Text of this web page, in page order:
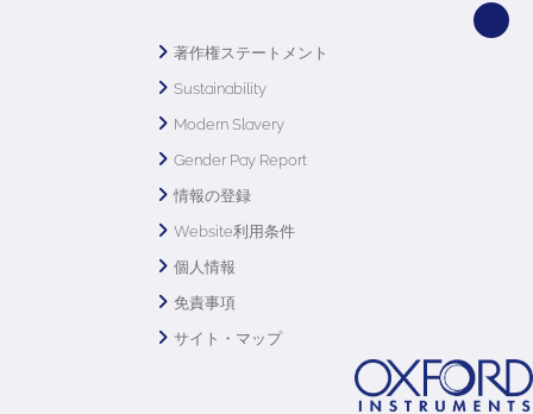
著作権ステートメント
Sustainability
Modern Slavery
Gender Pay Report
情報の登録
Website利用条件
個人情報
免責事項
サイト・マップ